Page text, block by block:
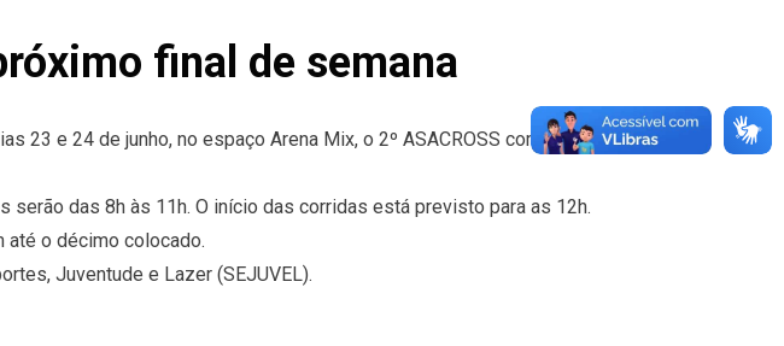
final de semana
e 24 de junho, no espaço Arena Mix, o 2º ASACROSS com entrada
das 8h às 11h. O início das corridas está previsto para as 12h.
até o décimo colocado.
Juventude e Lazer (SEJUVEL).